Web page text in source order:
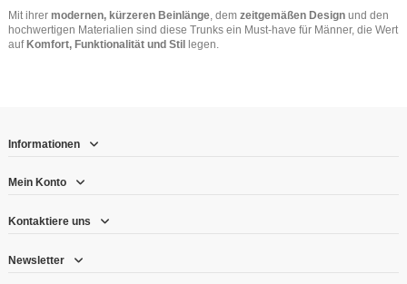
Mit ihrer modernen, kürzeren Beinlänge , dem zeitgemäßen Design und den
hochwertigen Materialien sind diese Trunks ein Must-have für Männer, die Wert
aufKomfort, Funktionalität und Stil legen.
Informationen
Mein Konto
Kontaktiere uns
Newsletter